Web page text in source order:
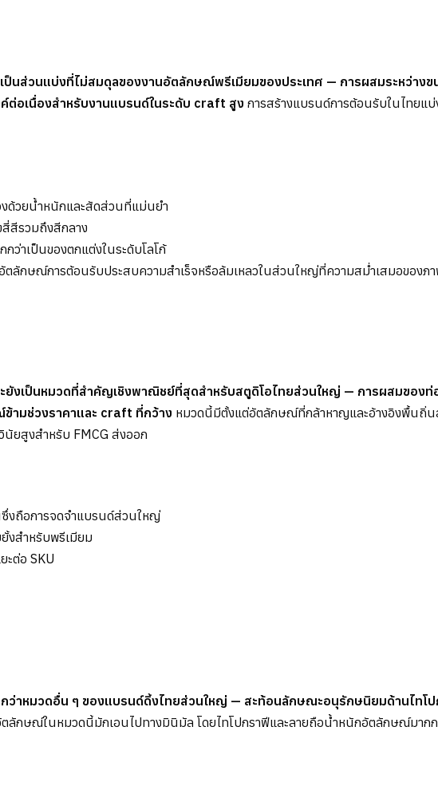
ส่วนแบ่งที่ไม่สมดุลของงานอัตลักษณ์พรีเมียมของประเทศ — การผสมระหว่างข
ต่อเนื่องสำหรับงานแบรนด์ในระดับ craft สูง การสร้างแบรนด์การต้อนรับในไทยแ
ด้วยน้ำหนักและสัดส่วนที่แม่นยำ
สีรวมถึงสีกลาง
ว่าเป็นของตกแต่งในระดับโลโก้
กษณ์การต้อนรับประสบความสำเร็จหรือล้มเหลวในส่วนใหญ่ที่ความสม่ำเสมอของภ
ยังเป็นหมวดที่สำคัญเชิงพาณิชย์ที่สุดสำหรับสตูดิโอไทยส่วนใหญ่ — การผสมของท่
ามช่วงราคาและ craft ที่กว้าง หมวดนี้มีตั้งแต่อัตลักษณ์ที่กล้าหาญและอ้างอิงพื้นถิ่น
ยสูงสำหรับ FMCG ส่งออก
งถือการจดจำแบรนด์ส่วนใหญ่
งสำหรับพรีเมียม
ะต่อ SKU
าหมวดอื่น ๆ ของแบรนด์ดิ้งไทยส่วนใหญ่ — สะท้อนลักษณะอนุรักษนิยมด้านไทโ
ลักษณ์ในหมวดนี้มักเอนไปทางมินิมัล โดยไทโปกราฟีและลายถือน้ำหนักอัตลักษณ์มาก